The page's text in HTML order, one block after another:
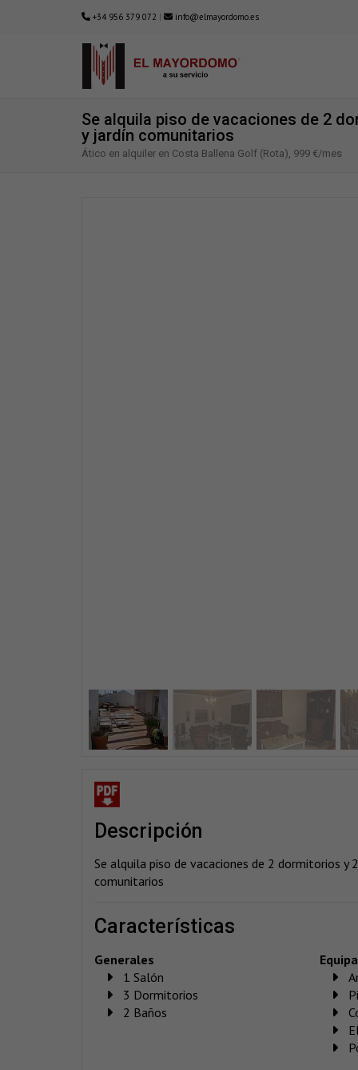
+34 956 379 072 | info@elmayordomo.es
Se alquila piso de vacaciones de 2
y jardín comunitarios
Ático en alquiler en Costa Ballena Golf (Rota), 999 €/mes
descripción
Se alquila piso de vacaciones de 2 dormitorios y
comunitarios
características
Generales
1 Salón
3 Dormitorios
2 Baños